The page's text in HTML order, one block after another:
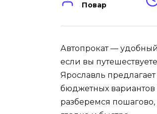
Повар
Автопрокат —
если вы
Ярославль
бюджетных вариантов
разберемся пошагово,